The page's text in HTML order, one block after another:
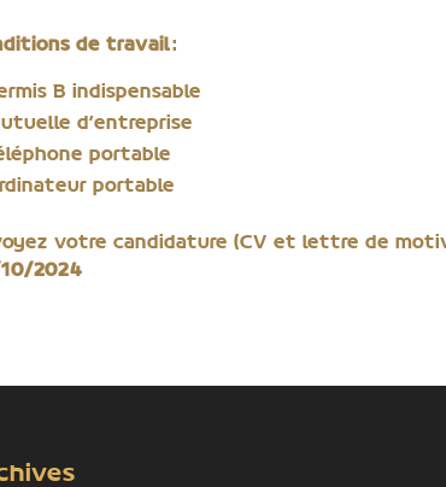
de travail:
B indispensable
d’entreprise
portable
portable
votre candidature (CV et lettre de
2024